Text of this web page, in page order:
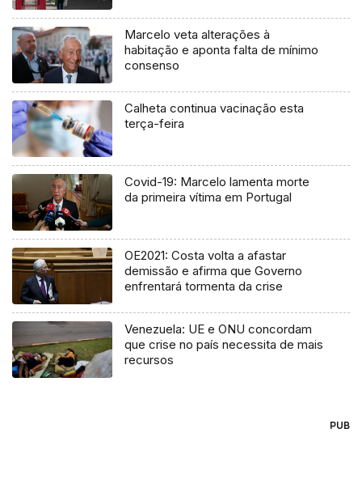
Marcelo veta alterações à
habitação e aponta falta de mínimo
consenso
Calheta continua vacinação esta
terça-feira
Covid-19: Marcelo lamenta morte
da primeira vítima em Portugal
OE2021: Costa volta a afastar
demissão e afirma que Governo
enfrentará tormenta da crise
Venezuela: UE e ONU concordam
que crise no país necessita de mais
recursos
PUB